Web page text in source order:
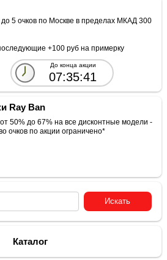
до 5 очков по Москве в пределах МКАД 300
+100 руб на примерку
До конца акции
07:35:41
Ray Ban
50% до 67% на все дисконтные модели -
очков по акции ограничено*
Каталог